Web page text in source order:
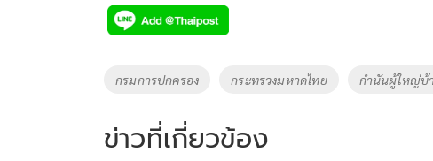
e
b
o
k
tt
er
p
y
k
Tags
กรมการปกครอง กระทรวงมหาดไทย กำนันผู้ใหญ่บ้
ข่าวที่เกี่ยวข้อง